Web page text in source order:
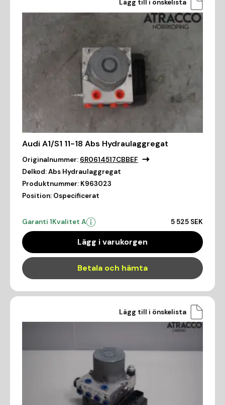
Lägg till i önskelista
Audi A1/S1 11-18 Abs Hydraulaggregat
Originalnummer: 6R0614517CBBEF
Delkod:Abs Hydraulaggregat
Produktnummer: K963023
Position: Ospecificerat
Garanti 1Kvalitet A 5 525 SEK
Lägg i varukorgen
Betala och hämta
Lägg till i önskelista